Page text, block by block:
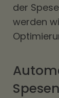
der
werden